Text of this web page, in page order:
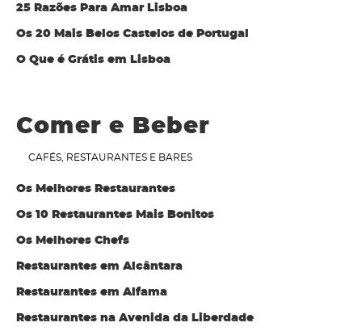
25 Razões Para Amar Lisboa
Os 20 Mais Belos Castelos de Portugal
O Que é Grátis em Lisboa
Comer e Beber
CAFÉS, RESTAURANTES E BARES
Os Melhores Restaurantes
Os 10 Restaurantes Mais Bonitos
Os Melhores Chefs
Restaurantes em Alcântara
Restaurantes em Alfama
Restaurantes na Avenida da Liberdade